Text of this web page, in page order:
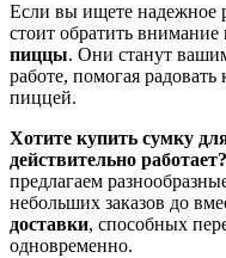
Если вы ищете надежное
стоит обратить
пиццы. Они станут
работе, помогая
пиццей.
Хотите купить сумку
действительно работает?
предлагаем
небольших заказов до
доставки, способных
одновременно.